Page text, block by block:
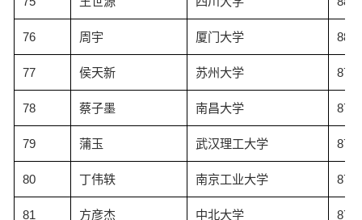
76 周宇 厦门大学
77 侯天新 苏州大学
78 蔡子墨 南昌大学
79 蒲玉 武汉理工大学
80 丁伟轶 南京工业大学
81 方彦杰 中北大学